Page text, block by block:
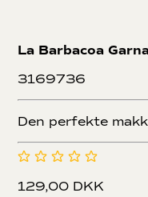
La Barbacoa
3169736
Den perfekte
129,00 DKK